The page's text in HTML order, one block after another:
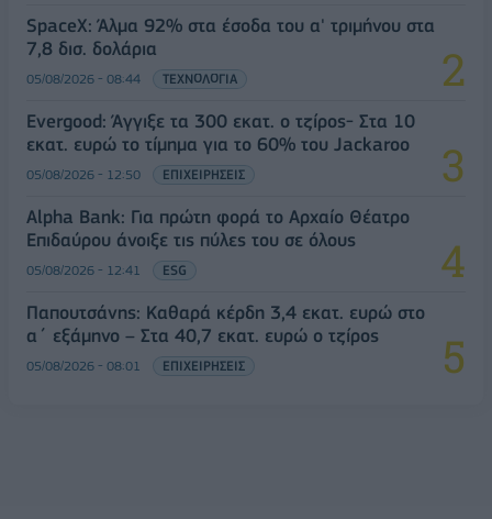
SpaceX: Άλμα 92% στα έσοδα του α' τριμήνου στα
7,8 δισ. δολάρια
05/08/2026 - 08:44 ΤΕΧΝΟΛΟΓΙΑ
Evergood: Άγγιξε τα 300 εκατ. ο τζίρος- Στα 10
εκατ. ευρώ το τίμημα για το 60% του Jackaroo
05/08/2026 - 12:50 ΕΠΙΧΕΙΡΗΣΕΙΣ
Alpha Bank: Για πρώτη φορά το Αρχαίο Θέατρο
Επιδαύρου άνοιξε τις πύλες του σε όλους
05/08/2026 - 12:41 ESG
Παπουτσάνης: Καθαρά κέρδη 3,4 εκατ. ευρώ στο
α΄ εξάμηνο – Στα 40,7 εκατ. ευρώ ο τζίρος
05/08/2026 - 08:01 ΕΠΙΧΕΙΡΗΣΕΙΣ